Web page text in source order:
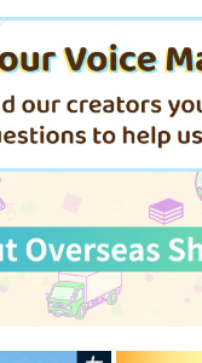
作品詳細
With Love
KADOKAWA
924 円 （税込）
サンプル